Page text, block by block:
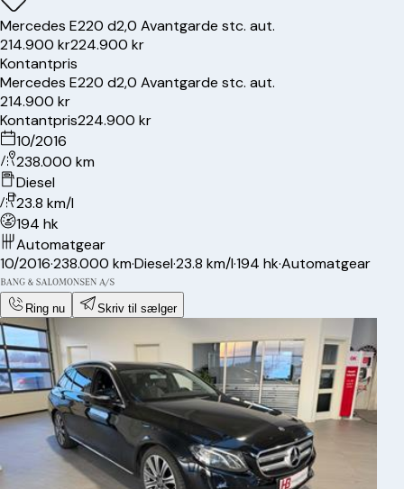
Mercedes E220 d2,0 Avantgarde stc. aut.
214.900 kr224.900 kr
Kontantpris
Mercedes E220 d2,0 Avantgarde stc. aut.
214.900 kr
Kontantpris224.900 kr
10/2016
238.000 km
Diesel
23.8 km/l
194 hk
Automatgear
10/2016·238.000 km·Diesel·23.8 km/l·194 hk·Automatgear
Ring nu Skriv til sælger